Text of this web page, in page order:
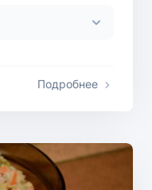
Подробнее